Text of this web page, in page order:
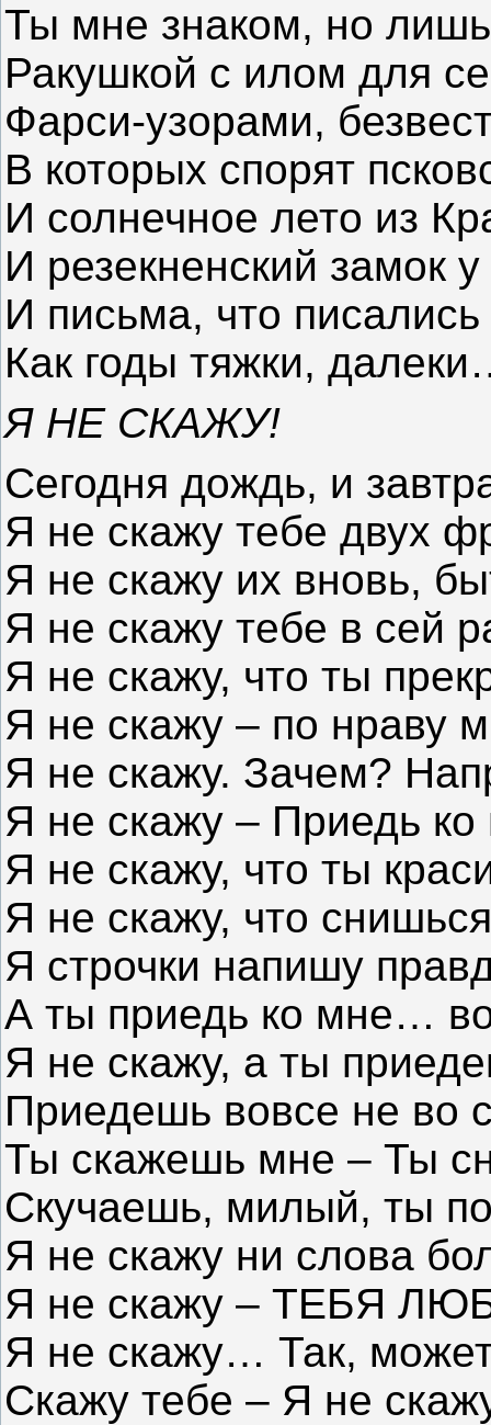
Ты мне знаком, но
Ракушкой с илом для
Фарси-узорами,
В которых спорят
И солнечное лето из
И резекненский замок
И письма, что
Как годы тяжки,
Я НЕ СКАЖУ!
Сегодня дождь, и
Я не скажу тебе двух
Я не скажу их вновь,
Я не скажу тебе в сей
Я не скажу, что ты
Я не скажу – по нраву
Я не скажу. Зачем?
Я не скажу – Приедь
Я не скажу, что ты
Я не скажу, что
Я строчки напишу
А ты приедь ко мне…
Я не скажу, а ты
Приедешь вовсе не во
Ты скажешь мне – Ты
Скучаешь, милый, ты
Я не скажу ни слова
Я не скажу – ТЕБЯ
Я не скажу… Так,
Скажу тебе – Я не